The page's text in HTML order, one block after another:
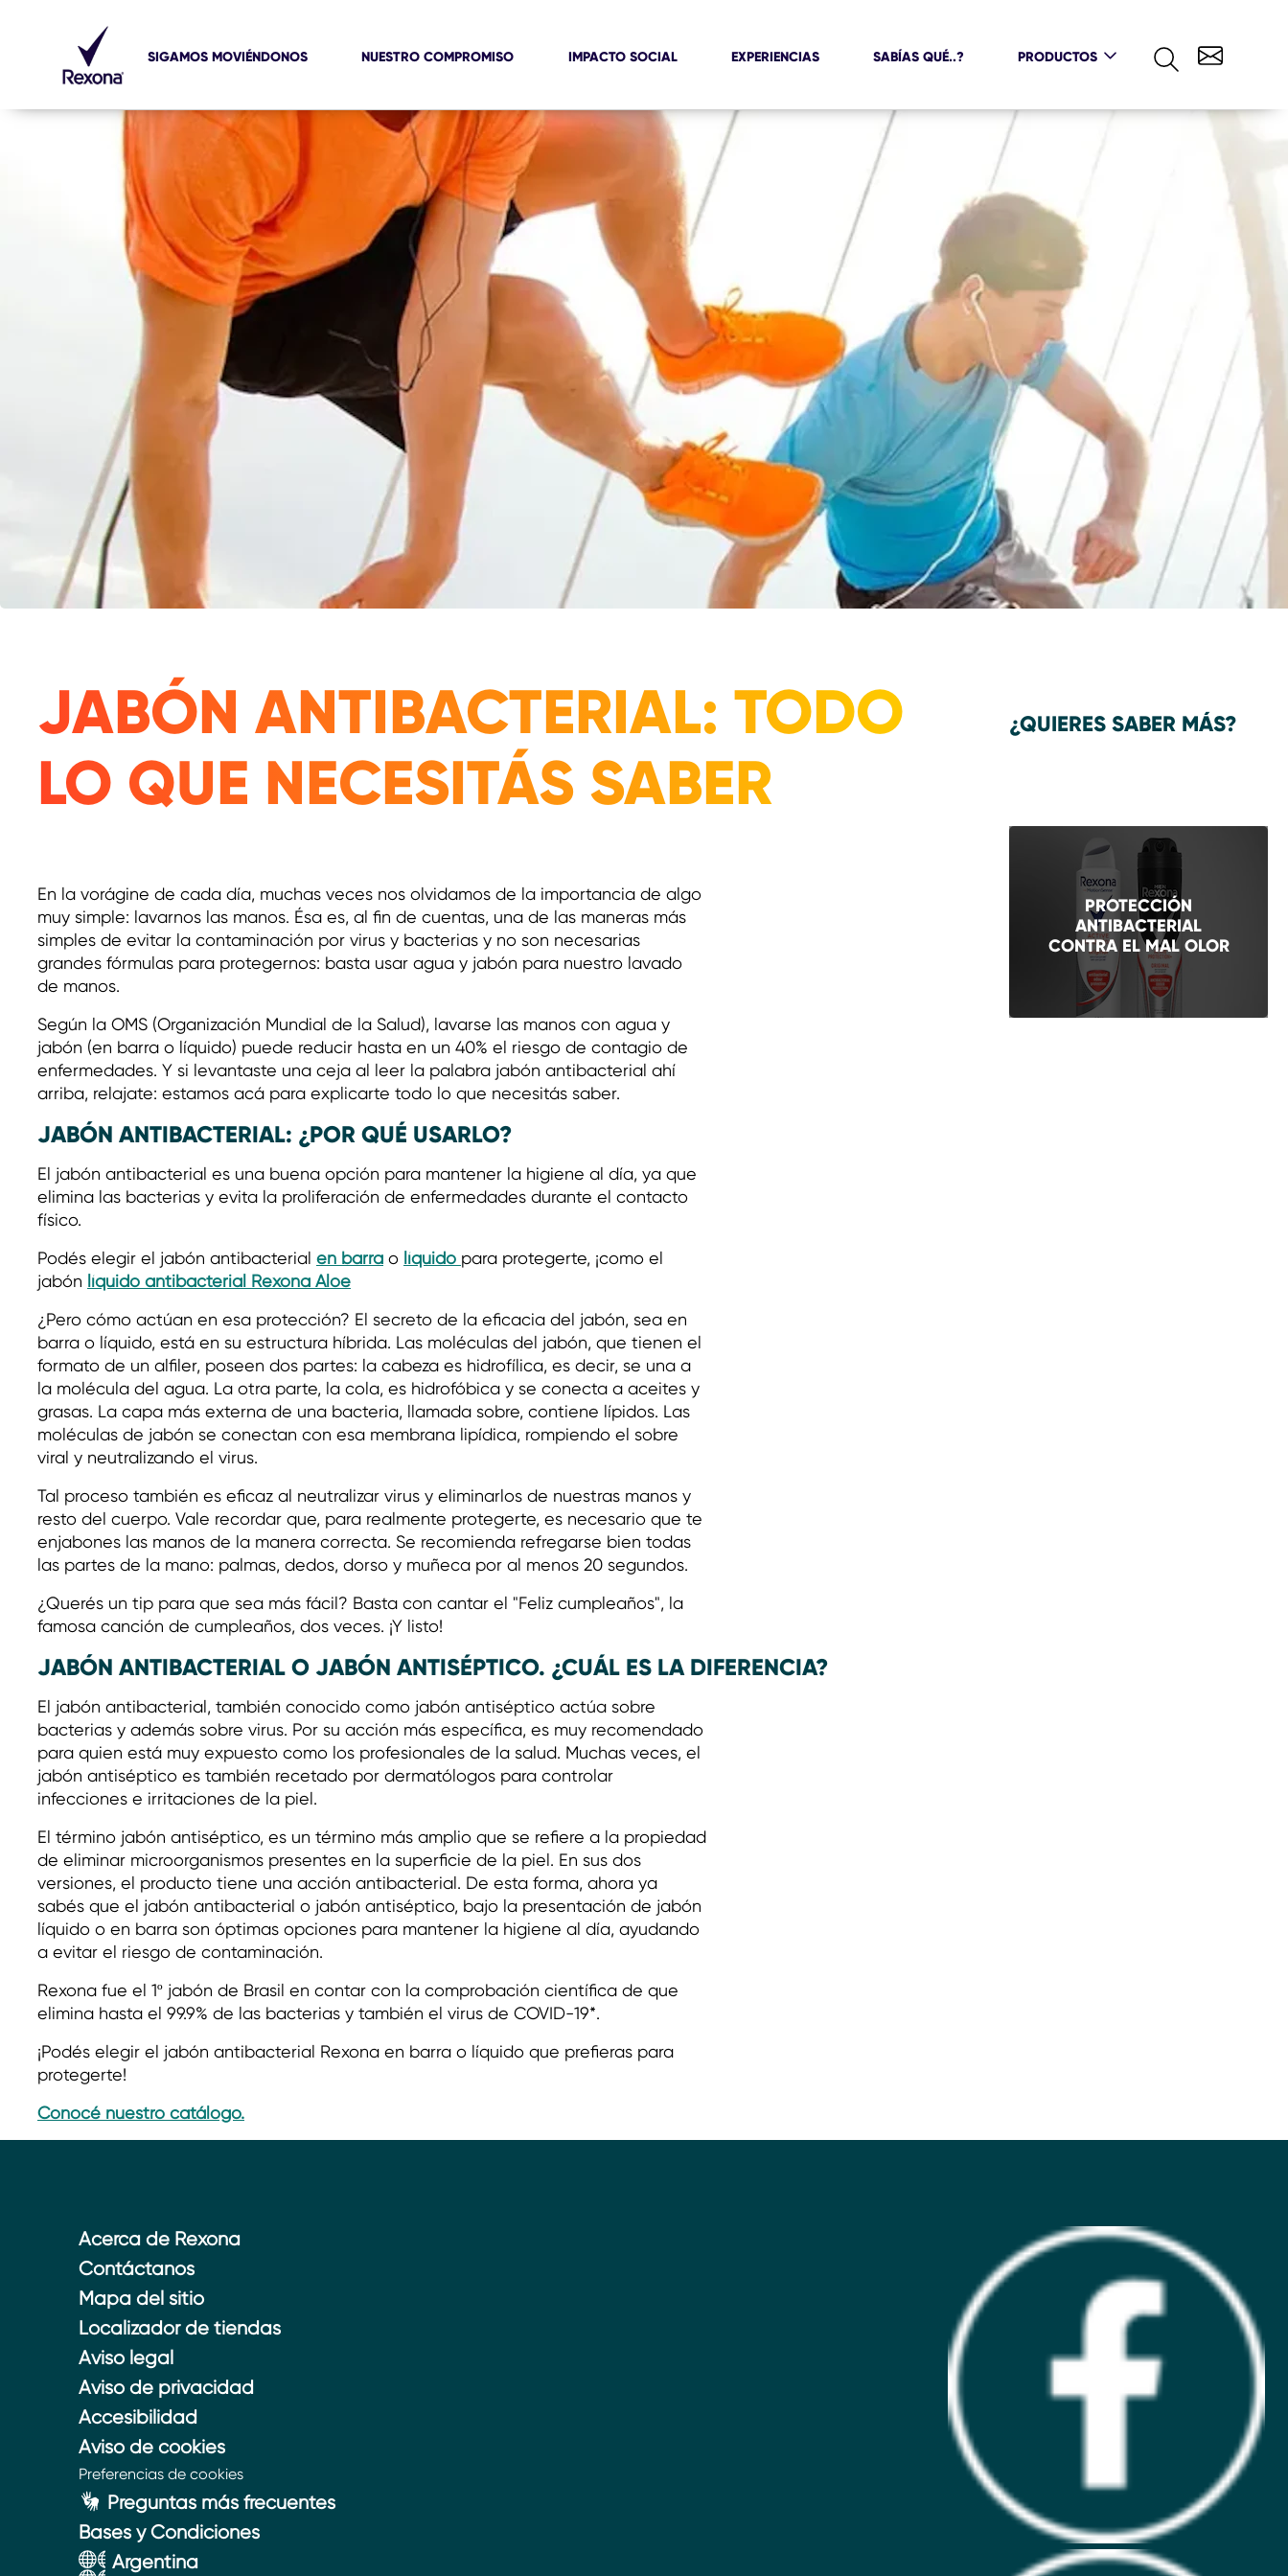
SIGAMOS MOVIÉNDONOS NUESTRO COMPROMISO IMPACTO SOCIAL EXPERIENCIAS SABÍAS QUÉ..? PRODUCTOS
JABÓN ANTIBACTERIAL: TODO
LO QUE NECESITÁS SABER
En la vorágine de cada día, muchas veces nos olvidamos de la importancia de algo
muy simple: lavarnos las manos. Ésa es, al fin de cuentas, una de las maneras más
simples de evitar la contaminación por virus y bacterias y no son necesarias
grandes fórmulas para protegernos: basta usar agua y jabón para nuestro lavado
de manos.
Según la OMS (Organización Mundial de la Salud), lavarse las manos con agua y
jabón (en barra o líquido) puede reducir hasta en un 40% el riesgo de contagio de
enfermedades. Y si levantaste una ceja al leer la palabra jabón antibacterial ahí
arriba, relajate: estamos acá para explicarte todo lo que necesitás saber.
JABÓN ANTIBACTERIAL: ¿POR QUÉ USARLO?
El jabón antibacterial es una buena opción para mantener la higiene al día, ya que
elimina las bacterias y evita la proliferación de enfermedades durante el contacto
físico.
Podés elegir el jabón antibacterial en barra o líquido para protegerte, ¡como el
jabón líquido antibacterial Rexona Aloe
¿Pero cómo actúan en esa protección? El secreto de la eficacia del jabón, sea en
barra o líquido, está en su estructura híbrida. Las moléculas del jabón, que tienen el
formato de un alfiler, poseen dos partes: la cabeza es hidrofílica, es decir, se una a
la molécula del agua. La otra parte, la cola, es hidrofóbica y se conecta a aceites y
grasas. La capa más externa de una bacteria, llamada sobre, contiene lípidos. Las
moléculas de jabón se conectan con esa membrana lipídica, rompiendo el sobre
viral y neutralizando el virus.
Tal proceso también es eficaz al neutralizar virus y eliminarlos de nuestras manos y
resto del cuerpo. Vale recordar que, para realmente protegerte, es necesario que te
enjabones las manos de la manera correcta. Se recomienda refregarse bien todas
las partes de la mano: palmas, dedos, dorso y muñeca por al menos 20 segundos.
¿Querés un tip para que sea más fácil? Basta con cantar el "Feliz cumpleaños", la
famosa canción de cumpleaños, dos veces. ¡Y listo!
JABÓN ANTIBACTERIAL O JABÓN ANTISÉPTICO. ¿CUÁL ES LA DIFERENCIA?
El jabón antibacterial, también conocido como jabón antiséptico actúa sobre
bacterias y además sobre virus. Por su acción más específica, es muy recomendado
para quien está muy expuesto como los profesionales de la salud. Muchas veces, el
jabón antiséptico es también recetado por dermatólogos para controlar
infecciones e irritaciones de la piel.
El término jabón antiséptico, es un término más amplio que se refiere a la propiedad
de eliminar microorganismos presentes en la superficie de la piel. En sus dos
versiones, el producto tiene una acción antibacterial. De esta forma, ahora ya
sabés que el jabón antibacterial o jabón antiséptico, bajo la presentación de jabón
líquido o en barra son óptimas opciones para mantener la higiene al día, ayudando
a evitar el riesgo de contaminación.
Rexona fue el 1º jabón de Brasil en contar con la comprobación científica de que
elimina hasta el 99.9% de las bacterias y también el virus de COVID-19*.
¡Podés elegir el jabón antibacterial Rexona en barra o líquido que prefieras para
protegerte!
Conocé nuestro catálogo.
¿QUIERES SABER MÁS?
PROTECCIÓN
ANTIBACTERIAL
CONTRA EL MAL OLOR
Acerca de Rexona
Contáctanos
Mapa del sitio
Localizador de tiendas
Aviso legal
Aviso de privacidad
Accesibilidad
Aviso de cookies
Preferencias de cookies
Preguntas más frecuentes
Bases y Condiciones
Argentina